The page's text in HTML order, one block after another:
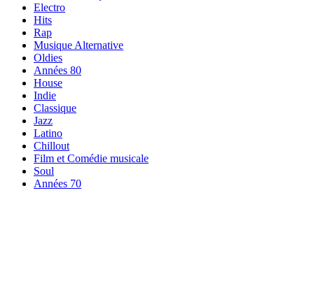
Electro
Hits
Rap
Musique Alternative
Oldies
Années 80
House
Indie
Classique
Jazz
Latino
Chillout
Film et Comédie musicale
Soul
Années 70